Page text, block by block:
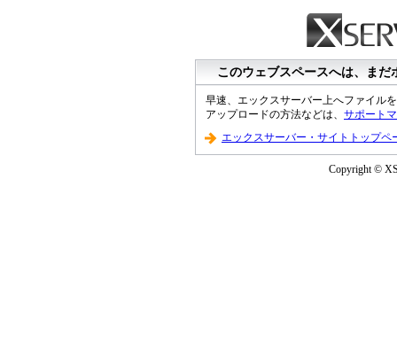
このウェブスペースへは、ま
早速、エックスサーバー上へファイル
アップロードの方法などは、 サポート
エックスサーバー・サイトトップペ
Copyright ©